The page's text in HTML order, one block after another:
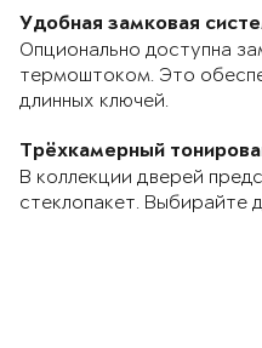
Удобная замковая
Опционально доступна
термоштоком. Это
длинных ключей.
Трёхкамерный
В коллекции дверей
стеклопакет. Выбирайте